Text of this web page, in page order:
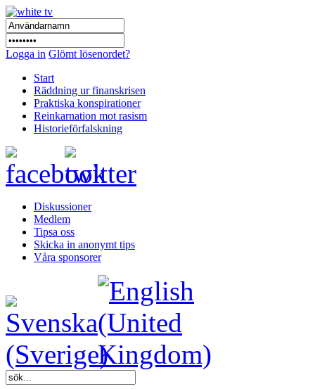
Logga in Glömt lösenordet?
Start
Räddning ur finanskrisen
Praktiska konspirationer
Reinkarnation mot rasism
Historieförfalskning
Diskussioner
Medlem
Tipsa oss
Skicka in anonymt tips
Våra sponsorer